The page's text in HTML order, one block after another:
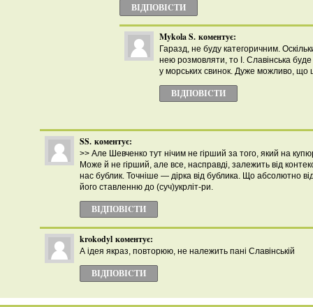
ВІДПОВІCТИ
Mykola S. коментує:
Гаразд, не буду категоричним.
нею розмовляти, то І. Славінська
у морських свинок. Дуже можливо, що
ВІДПОВІCТИ
SS. коментує:
>> Але Шевченко тут нічим не гірший за того, який на
Може й не гірший, але все, насправді, залежить від
нас бублик. Точніше — дірка від бублика. Що абсолютно
його ставленню до (суч)укрліт-ри.
ВІДПОВІCТИ
krokodyl коментує:
А ідея якраз, повторюю, не належить пані Славінській
ВІДПОВІCТИ